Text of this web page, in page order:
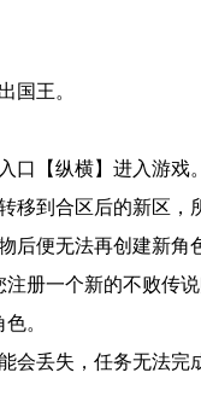
国王。
口【纵横】进入游戏。
到合区后的新区，
后便无法再创建新角
册一个新的不败传
。
会丢失，任务无法完